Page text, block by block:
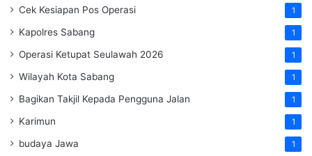
Cek Kesiapan Pos Operasi 1
Kapolres Sabang 1
Operasi Ketupat Seulawah 2026 1
Wilayah Kota Sabang 1
Bagikan Takjil Kepada Pengguna Jalan 1
Karimun 1
budaya Jawa 1